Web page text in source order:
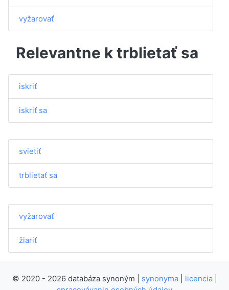
vyžarovať
Relevantne k trblietať sa
iskriť
iskriť sa
svietiť
trblietať sa
vyžarovať
žiariť
© 2020 - 2026 databáza synoným | synonyma| licencia|